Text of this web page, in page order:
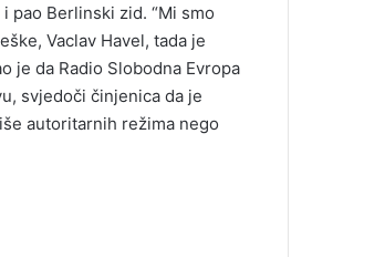
pao Berlinski zid. “Mi smo
Vaclav Havel, tada je
je da Radio Slobodna Evropa
svjedoči činjenica da je
autoritarnih režima nego